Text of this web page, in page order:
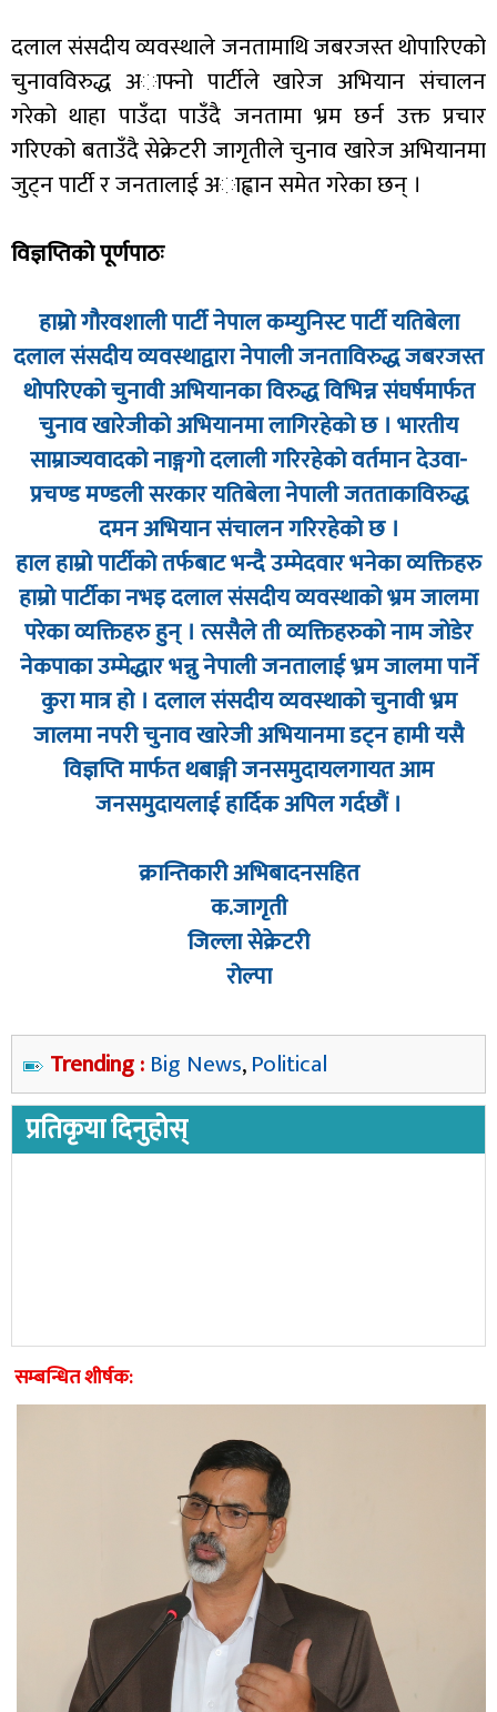
दलाल संसदीय व्यवस्थाले जनतामाथि जबरजस्त थोपारिएको
चुनावविरुद्ध अाफ्नो पार्टीले खारेज अभियान संचालन
गरेको थाहा पाउँदा पाउँदै जनतामा भ्रम छर्न उक्त प्रचार
गरिएको बताउँदै सेक्रेटरी जागृतीले चुनाव खारेज अभियानमा
जुट्न पार्टी र जनतालाई अाह्वान समेत गरेका छन् ।
विज्ञप्तिको पूर्णपाठः
हाम्रो गौरवशाली पार्टी नेपाल कम्युनिस्ट पार्टी यतिबेला
दलाल संसदीय व्यवस्थाद्वारा नेपाली जनताविरुद्ध जबरजस्त
थोपरिएको चुनावी अभियानका विरुद्ध विभिन्न संघर्षमार्फत
चुनाव खारेजीको अभियानमा लागिरहेको छ । भारतीय
साम्राज्यवादको नाङ्गगो दलाली गरिरहेको वर्तमान देउवा-
प्रचण्ड मण्डली सरकार यतिबेला नेपाली जतताकाविरुद्ध
दमन अभियान संचालन गरिरहेको छ ।
हाल हाम्रो पार्टीको तर्फबाट भन्दै उम्मेदवार भनेका व्यक्तिहरु
हाम्रो पार्टीका नभइ दलाल संसदीय व्यवस्थाको भ्रम जालमा
परेका व्यक्तिहरु हुन् । त्ससैले ती व्यक्तिहरुको नाम जोडेर
नेकपाका उम्मेद्धार भन्नु नेपाली जनतालाई भ्रम जालमा पार्ने
कुरा मात्र हो । दलाल संसदीय व्यवस्थाको चुनावी भ्रम
जालमा नपरी चुनाव खारेजी अभियानमा डट्न हामी यसै
विज्ञप्ति मार्फत थबाङ्गी जनसमुदायलगायत आम
जनसमुदायलाई हार्दिक अपिल गर्दछौं ।
क्रान्तिकारी अभिबादनसहित
क.जागृती
जिल्ला सेक्रेटरी
रोल्पा
Trending : Big News,Political
प्रतिकृया दिनुहोस्
सम्बन्धित शीर्षक: